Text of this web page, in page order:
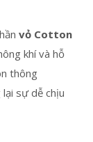
vỏ Cotton
khí và hỗ
thông
sự dễ chịu